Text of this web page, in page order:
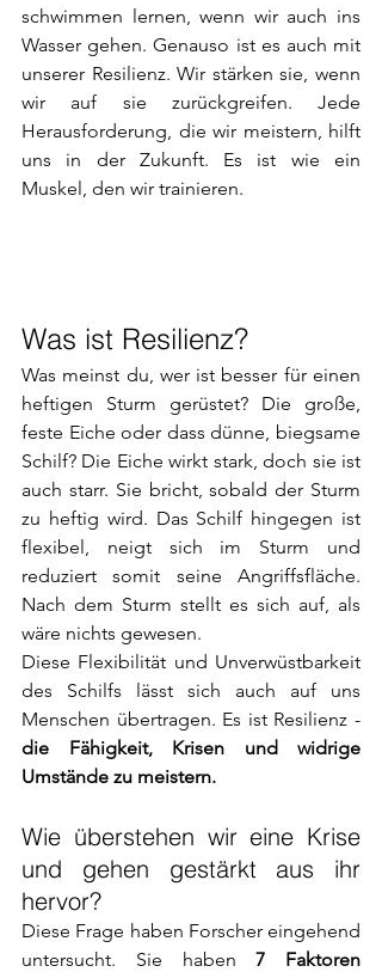
schwimmen lernen, wenn wir auch ins
Wasser gehen. Genauso ist es auch mit
unserer Resilienz. Wir stärken sie, wenn
wir auf sie zurückgreifen. Jede
Herausforderung, die wir meistern, hilft
uns in der Zukunft. Es ist wie ein
Muskel, den wir trainieren.
Was ist Resilienz?
Was meinst du, wer ist besser für einen
heftigen Sturm gerüstet? Die große,
feste Eiche oder dass dünne, biegsame
Schilf? Die Eiche wirkt stark, doch sie ist
auch starr. Sie bricht, sobald der Sturm
zu heftig wird. Das Schilf hingegen ist
flexibel, neigt sich im Sturm und
reduziert somit seine Angriffsfläche.
Nach dem Sturm stellt es sich auf, als
wäre nichts gewesen.
Diese Flexibilität und Unverwüstbarkeit
des Schilfs lässt sich auch auf uns
die Fähigkeit, Krisen und widrige
Umstände zu meistern.
Wie überstehen wir eine Krise
und gehen gestärkt aus ihr
hervor?
Diese Frage haben Forscher eingehend
untersucht. Sie haben